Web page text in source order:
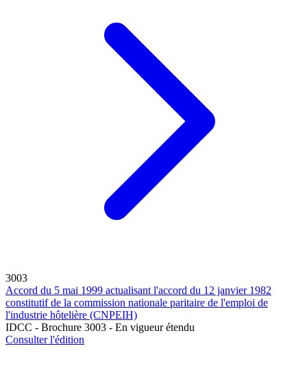
3003
Accord du 5 mai 1999 actualisant l'accord du 12 janvier 1982
constitutif de la commission nationale paritaire de l'emploi de
l'industrie hôtelière (CNPEIH)
IDCC - Brochure 3003 - En vigueur étendu
Consulter l'édition